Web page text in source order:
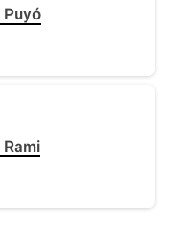
Puyó
Rami